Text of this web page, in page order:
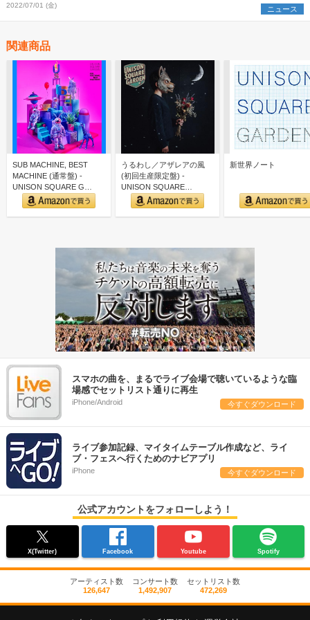
開
2022/07/01 (金) ニュース
関連商品
SUB MACHINE, BEST
MACHINE (通常盤) -
UNISON SQUARE G…
うるわし／アザレアの風
(初回生産限定盤) -
UNISON SQUARE
GARDEN (特典な…
新世界ノート
スマホの曲を、まるでライブ会場で聴いているような臨
場感でセットリスト通りに再生
iPhone/Android 今すぐダウンロード
ライブ参加記録、マイタイムテーブル作成など、ライ
ブ・フェスへ行くためのナビアプリ
iPhone 今すぐダウンロード
公式アカウントをフォローしよう！
X(Twitter) Facebook Youtube Spotify
アーティスト数
126,647
コンサート数
1,492,907
セットリスト数
472,269